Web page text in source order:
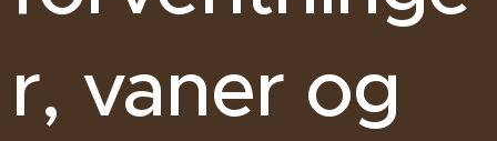
r, vaner og